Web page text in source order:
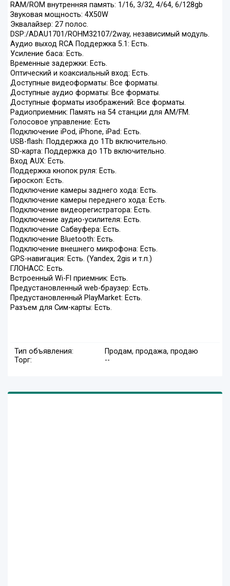
RAM/ROM внутренняя память: 1/16, 3/32, 4/64, 6/128gb
Звуковая мощность: 4Х50W
Эквалайзер: 27 полос.
DSP:/ADAU1701/ROHM32107/2way, независимый модуль.
Аудио выход RCA Поддержка 5.1: Есть.
Усиление баса: Есть.
Временные задержки: Есть.
Оптический и коаксиальный вход: Есть.
Доступные видеоформаты: Все форматы.
Доступные аудио форматы: Все форматы.
Доступные форматы изображений: Все форматы.
Радиоприемник: Память на 54 станции для AM/FM.
Голосовое управление: Есть
Подключение iPod, iPhone, iPad: Есть.
USB-flash: Поддержка до 1Tb включительно.
SD-карта: Поддержка до 1Tb включительно.
Вход AUX: Есть.
Поддержка кнопок руля: Есть.
Гироскоп: Есть.
Подключение камеры заднего хода: Есть.
Подключение камеры переднего хода: Есть.
Подключение видеорегистратора: Есть.
Подключение аудио-усилителя: Есть.
Подключение Сабвуфера: Есть.
Подключение Bluetooth: Есть.
Подключение внешнего микрофона: Есть.
GPS-навигация: Есть. (Yandex, 2gis и т.п.)
ГЛОНАСС: Есть.
Встроенный Wi-FI приемник: Есть.
Предустановленный web-браузер: Есть.
Предустановленный PlayMarket: Есть.
Разъем для Сим-карты: Есть.
Тип объявления:
Продам, продажа, продаю
Торг:
--